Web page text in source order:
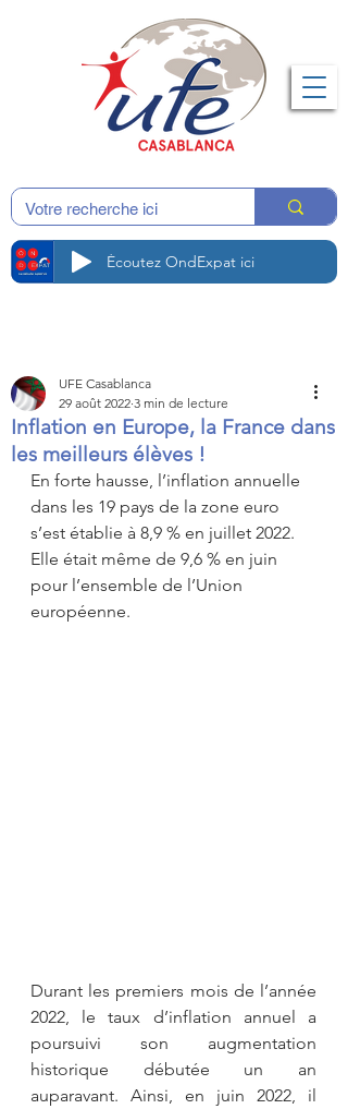
Écoutez OndExpat ici
Inflation en Europe, la France dans
les meilleurs élèves !
UFE Casablanca
29 août 2022 3 min de lecture
En forte hausse, l’inflation annuelle
dans les 19 pays de la zone euro
s’est établie à 8,9 % en juillet 2022.
Elle était même de 9,6 % en juin
pour l’ensemble de l’Union
européenne.
Durant les premiers mois de l’année
2022, le taux d’inflation annuel a
poursuivi son augmentation
historique débutée un an
auparavant. Ainsi, en juin 2022, il